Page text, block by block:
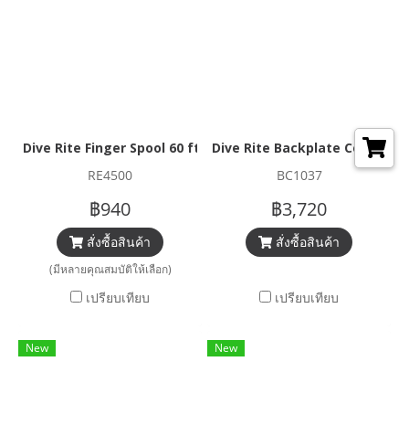
Dive Rite Finger Spool 60 ft.
RE4500
฿940
สั่งซื้อสินค้า
(มีหลายคุณสมบัติให้เลือก)
เปรียบเทียบ
Dive Rite Backplate Comfort
BC1037
฿3,720
สั่งซื้อสินค้า
เปรียบเทียบ
New New